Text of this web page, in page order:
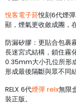
悅客電子菸悅刻6代煙
顯，煙氣更收斂成團，
防漏矽膠：更貼合包裹
長迷宮式結構，鎖住
0.35mm大小孔位所形
形成最後隔斷與眾不同
RELX 6代煙彈 relx無限
裝正版。